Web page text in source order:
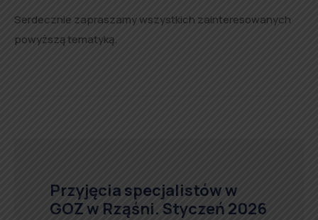
Serdecznie zapraszamy wszystkich zainteresowanych
powyższą tematyką.
Przyjęcia specjalistów w
GOZ w Rząśni. Styczeń 2026